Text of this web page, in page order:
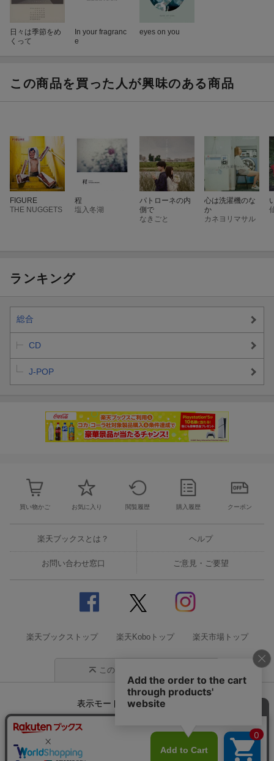
日々は季節をめ
くって
In your fragranc
e
eyes on you
この商品を買った人が興味のある商品
FIGURE
THE NUGGETS
程
塩入冬湖
パトローネの内
側で
なきごと
心は洗濯機のな
か
カネヨリマサル
ランキング
総合
CD
J-POP
買い物かご お気に入り 閲覧履歴 購入履歴 クーポン
楽天ブックスとは？ ヘルプ
お問い合わせ窓口 ご意見・ご要望
楽天ブックストップ 楽天Koboトップ 楽天市場トップ
このページの先頭に戻る
表示モード モバイル
企業情報 個人情報保護方針